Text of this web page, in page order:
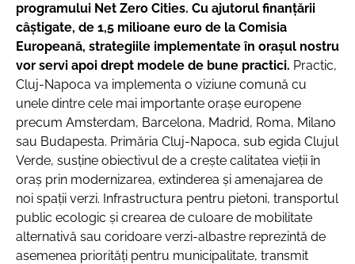
programului Net Zero Cities. Cu ajutorul finanțării
câștigate, de 1,5 milioane euro de la Comisia
Europeană, strategiile implementate în orașul nostru
vor servi apoi drept modele de bune practici. Practic,
Cluj-Napoca va implementa o viziune comună cu
unele dintre cele mai importante orașe europene
precum Amsterdam, Barcelona, Madrid, Roma, Milano
sau Budapesta. Primăria Cluj-Napoca, sub egida Clujul
Verde, susține obiectivul de a crește calitatea vieții în
oraș prin modernizarea, extinderea și amenajarea de
noi spații verzi. Infrastructura pentru pietoni, transportul
public ecologic și crearea de culoare de mobilitate
alternativă sau coridoare verzi-albastre reprezintă de
asemenea priorități pentru municipalitate, transmit